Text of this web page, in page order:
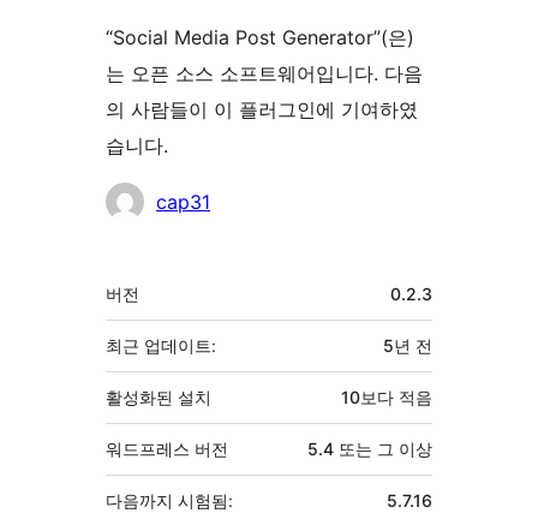
“Social Media Post Generator”(은)
는 오픈 소스 소프트웨어입니다. 다음
의 사람들이 이 플러그인에 기여하였
습니다.
기
cap31
기
초
버전 0.2.3
최근 업데이트: 5년 전
활성화된 설치 10보다 적음
워드프레스 버전 5.4 또는 그 이상
다음까지 시험됨: 5.7.16